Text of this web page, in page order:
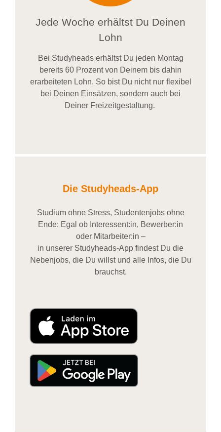
Jede Woche erhältst Du Deinen
Lohn
Bei Studyheadserhältst Du jeden Montag
bereits 60 Prozent von Deinem bis dahin
erarbeiteten Lohn. So bist Du nicht nur flexibel
bei Deinen Einsätzen, sondern auch bei
DeinerFreizeitgestaltung.
Die Studyheads-App
Studium ohne Stress, Studentenjobs ohne
Ende: Egal ob Interessent:in, Bewerber:in
oder Mitarbeiter:in –
in unserer Studyheads-App findest Du die
Nebenjobs, die Du willst und alle Infos, die Du
brauchst.